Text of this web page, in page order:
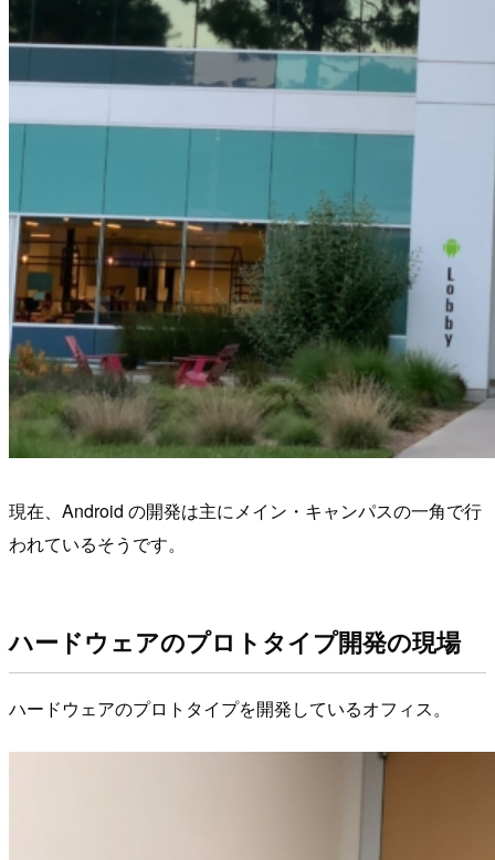
現在、Android の開発は主にメイン・キャンパスの一角で行
われているそうです。
ハードウェアのプロトタイプ開発の現場
ハードウェアのプロトタイプを開発しているオフィス。